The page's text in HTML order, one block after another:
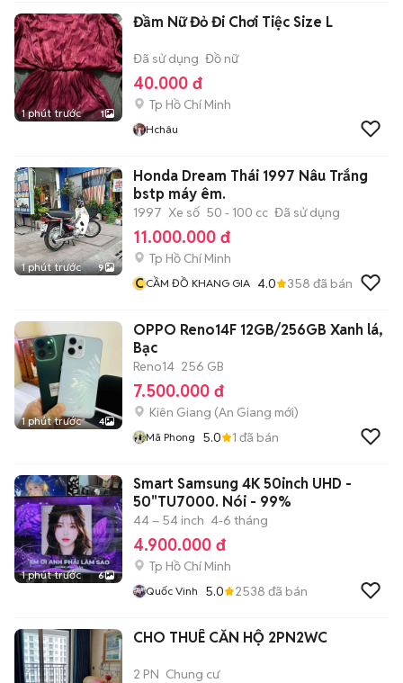
1 phút trước 1
Đầm Nữ Đỏ Đi Chơi Tiệc Size L
Đã sử dụng Đồ nữ
40.000 đ
Tp Hồ Chí Minh
Hchâu
1 phút trước 9
Honda Dream Thái 1997 Nâu Trắng
bstp máy êm.
1997 Xe số 50 - 100 cc Đã sử dụng
11.000.000 đ
Tp Hồ Chí Minh
CCẦM ĐỒ KHANG GIA 4.0 358 đã bán
1 phút trước 4
OPPO Reno14F 12GB/256GB Xanh lá,
Bạc
Reno14 256 GB
7.500.000 đ
Kiên Giang (An Giang mới)
Mã Phong 5.0 1 đã bán
1 phút trước 6
Smart Samsung 4K 50inch UHD -
50"TU7000. Nói - 99%
44 – 54 inch 4-6 tháng
4.900.000 đ
Tp Hồ Chí Minh
Quốc Vinh 5.0 2538 đã bán
CHO THUÊ CĂN HỘ 2PN2WC
2 PN Chung cư